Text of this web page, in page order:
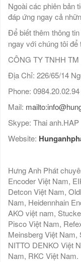
Ngoài các phiên bản
đáp ứng ngay cả
Để biết thêm thông
ngay với chúng tôi
CÔNG TY TNHH
Địa Chỉ: 226/65/14
Phone:
Mail:
Skype: Thai anh.HAP
Website:
Hưng Anh Phát
Encoder Việt Nam,
Detcon Việt Nam,
Nam, Heidennhain
AKO việt nam,
Pisco Việt Nam,
Meinsberg Việt
NITTO DENKO Việt
Nam, RKC Việt Nam.